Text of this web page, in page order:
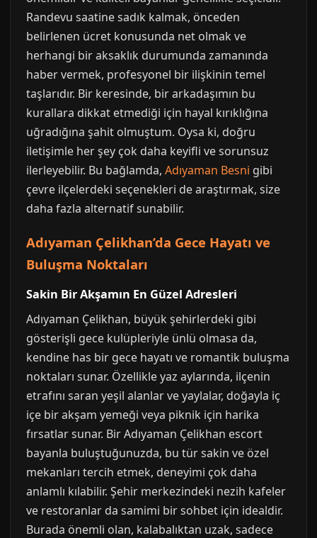
Randevu saatine sadık kalmak, önceden
belirlenen ücret konusunda net olmak ve
herhangi bir aksaklık durumunda zamanında
haber vermek, profesyonel bir ilişkinin temel
taşlarıdır. Bir keresinde, bir arkadaşımın bu
kurallara dikkat etmediği için hayal kırıklığına
uğradığına şahit olmuştum. Oysa ki, doğru
iletişimle her şey çok daha keyifli ve sorunsuz
ilerleyebilir. Bu bağlamda, Adıyaman Besni gibi
çevre ilçelerdeki seçenekleri de araştırmak, size
daha fazla alternatif sunabilir.
Adıyaman Çelikhan’da Gece Hayatı ve
Buluşma Noktaları
Sakin Bir Akşamın En Güzel Adresleri
Adıyaman Çelikhan, büyük şehirlerdeki gibi
gösterişli gece kulüpleriyle ünlü olmasa da,
kendine has bir gece hayatı ve romantik buluşma
noktaları sunar. Özellikle yaz aylarında, ilçenin
etrafını saran yeşil alanlar ve yaylalar, doğayla iç
içe bir akşam yemeği veya piknik için harika
fırsatlar sunar. Bir Adıyaman Çelikhan escort
bayanla buluştuğunuzda, bu tür sakin ve özel
mekanları tercih etmek, deneyimi çok daha
anlamlı kılabilir. Şehir merkezindeki nezih kafeler
ve restoranlar da samimi bir sohbet için idealdir.
Burada önemli olan, kalabalıktan uzak, sadece